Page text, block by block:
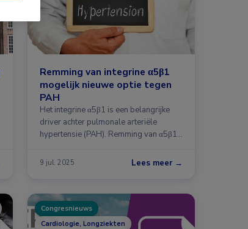
Remming van integrine α5β1
mogelijk nieuwe optie tegen
PAH
Het integrine α5β1 is een belangrijke
driver achter pulmonale arteriële
hypertensie (PAH). Remming van α5β1
9 jul. 2025 Lees meer →
Congresnieuws
Cardiologie, Longziekten